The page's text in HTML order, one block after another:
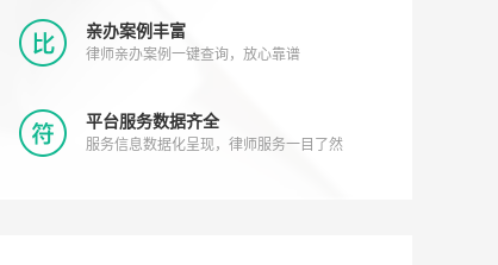
亲办案例丰富
律师亲办案例一键查询，放心靠谱
平台服务数据齐全
服务信息数据化呈现，律师服务一目了然